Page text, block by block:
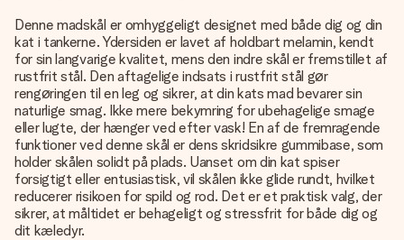
Denne madskål er omhyggeligt designet med både dig og din
kat i tankerne. Ydersiden er lavet af holdbart melamin, kendt
for sin langvarige kvalitet, mens den indre skål er fremstillet af
rustfrit stål. Den aftagelige indsats i rustfrit stål gør
rengøringen til en leg og sikrer, at din kats mad bevarer sin
naturlige smag. Ikke mere bekymring for ubehagelige smage
eller lugte, der hænger ved efter vask! En af de fremragende
funktioner ved denne skål er dens skridsikre gummibase, som
holder skålen solidt på plads. Uanset om din kat spiser
forsigtigt eller entusiastisk, vil skålen ikke glide rundt, hvilket
reducerer risikoen for spild og rod. Det er et praktisk valg, der
sikrer, at måltidet er behageligt og stressfrit for både dig og
dit kæledyr.